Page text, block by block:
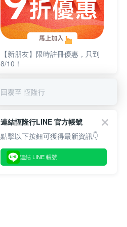
【新朋友】限時註冊優惠，只到
8/10！
回覆至 恆隆行
連結恆隆行LINE 官方帳號
點擊以下按鈕可獲得最新資訊👇
連結 LINE 帳號